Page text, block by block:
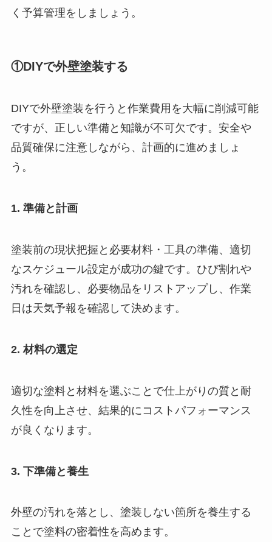
く予算管理をしましょう。
①DIYで外壁塗装する
DIYで外壁塗装を行うと作業費用を大幅に削減可能
ですが、正しい準備と知識が不可欠です。安全や
品質確保に注意しながら、計画的に進めましょ
う。
1. 準備と計画
塗装前の現状把握と必要材料・工具の準備、適切
なスケジュール設定が成功の鍵です。ひび割れや
汚れを確認し、必要物品をリストアップし、作業
日は天気予報を確認して決めます。
2. 材料の選定
適切な塗料と材料を選ぶことで仕上がりの質と耐
久性を向上させ、結果的にコストパフォーマンス
が良くなります。
3. 下準備と養生
外壁の汚れを落とし、塗装しない箇所を養生する
ことで塗料の密着性を高めます。